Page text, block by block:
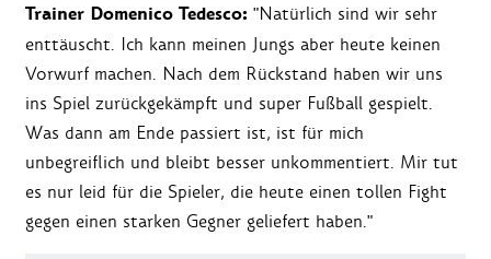
Trainer Domenico Tedesco: "Natürlich sind wir sehr
enttäuscht. Ich kann meinen Jungs aber heute keinen
Vorwurf machen. Nach dem Rückstand haben wir uns
ins Spiel zurückgekämpft und super Fußball gespielt.
Was dann am Ende passiert ist, ist für mich
unbegreiflich und bleibt besser unkommentiert. Mir tut
es nur leid für die Spieler, die heute einen tollen Fight
gegen einen starken Gegner geliefert haben."